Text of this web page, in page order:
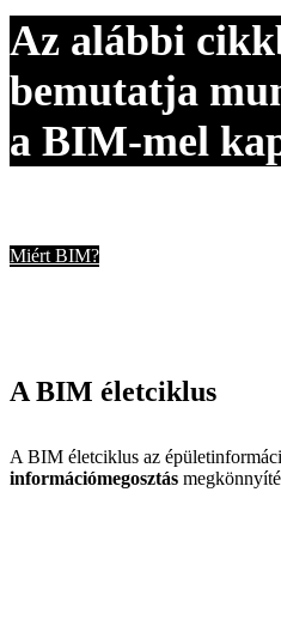
Az alábbi
bemutatja
a BIM-mel
Miért BIM?
A BIM életciklus
A BIM életciklus az
információmegosztás